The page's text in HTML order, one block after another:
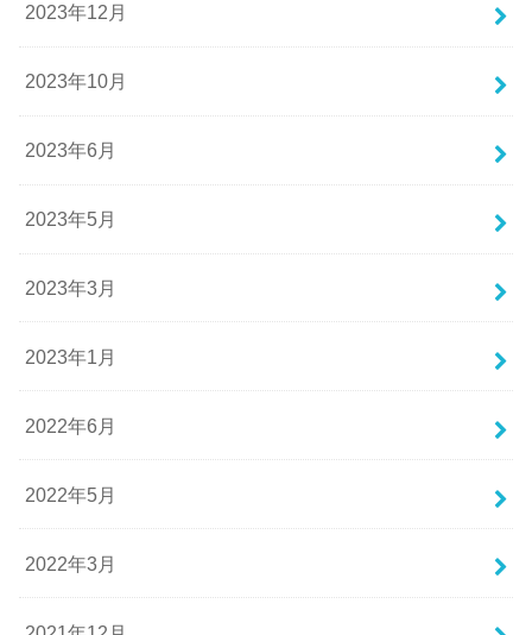
2023年12月
2023年10月
2023年6月
2023年5月
2023年3月
2023年1月
2022年6月
2022年5月
2022年3月